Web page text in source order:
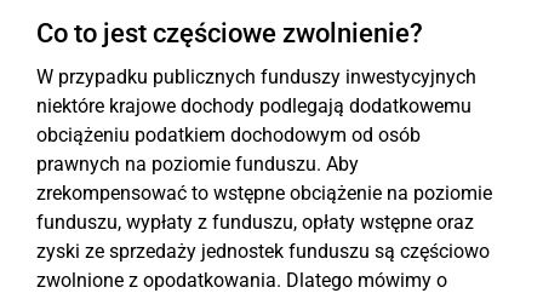
Co to jest częściowe zwolnienie?
W przypadku publicznych funduszy inwestycyjnych
niektóre krajowe dochody podlegają dodatkowemu
obciążeniu podatkiem dochodowym od osób
prawnych na poziomie funduszu. Aby
zrekompensować to wstępne obciążenie na poziomie
funduszu, wypłaty z funduszu, opłaty wstępne oraz
zyski ze sprzedaży jednostek funduszu są częściowo
zwolnione z opodatkowania. Dlatego mówimy o